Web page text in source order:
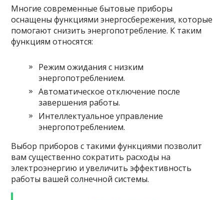
Многие современные бытовые приборы
оснащены функциями энергосбережения, которые
помогают снизить энергопотребление. К таким
функциям относятся:
Режим ожидания с низким
энергопотреблением.
Автоматическое отключение после
завершения работы.
Интеллектуальное управление
энергопотреблением.
Выбор приборов с такими функциями позволит
вам существенно сократить расходы на
электроэнергию и увеличить эффективность
работы вашей солнечной системы.